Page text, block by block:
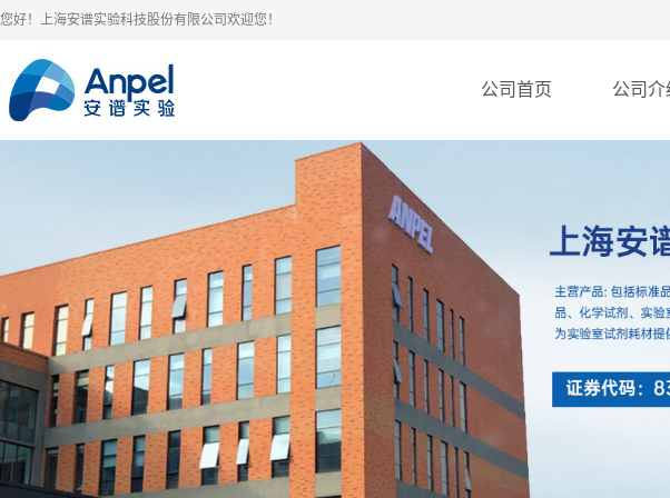
您好！上海安谱实验科技股份有限公司欢迎您！
公司首页 公司介